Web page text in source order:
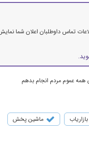
تماس داوطلبان اعلان شما
همه عموم مردم انجام بدهم
ماشین پخش